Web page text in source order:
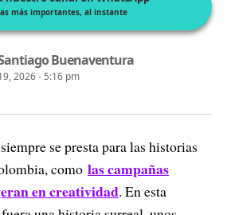
más importantes, al instante
Buenaventura
2026 - 5:16 pm
se presta para las historias
como las campañas
en creatividad. En esta